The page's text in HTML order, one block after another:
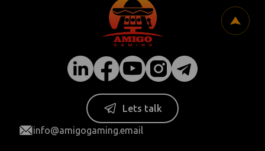
Lets talk
info@amigogaming.email